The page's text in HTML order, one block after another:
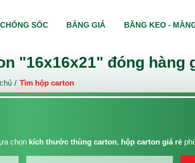
"16x16x21" đóng hàng
Tìm hộp carton
chọn kích thước thùng carton, hộp carton giá rẻ
SỐC BẢNG GIÁ BĂNG KEO -